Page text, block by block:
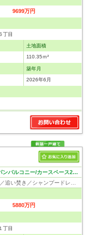
9699万円
丁目
土地面積
110.35ｍ²
築年月
2026年6月
1階に水回りを集約した3LDK/2部屋に面したワイドスパンバルコニー/カースペース2台可
5880万円
丁目